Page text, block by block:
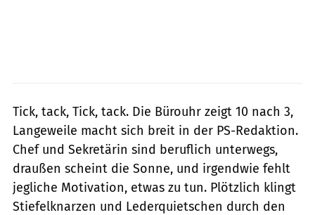
Tick, tack, Tick, tack. Die Bürouhr zeigt 10 nach 3,
Langeweile macht sich breit in der PS-Redaktion.
Chef und Sekretärin sind beruflich unterwegs,
draußen scheint die Sonne, und irgendwie fehlt
jegliche Motivation, etwas zu tun. Plötzlich klingt
Stiefelknarzen und Lederquietschen durch den